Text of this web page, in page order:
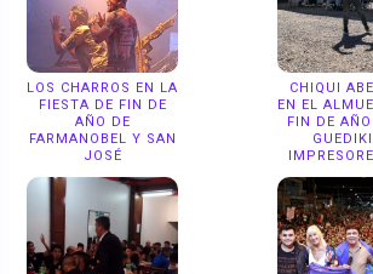
LOS CHARROS EN LA
FIESTA DE FIN DE
AÑO DE
FARMANOBEL Y SAN
JOSÉ
CHIQUI
EN EL
FIN DE